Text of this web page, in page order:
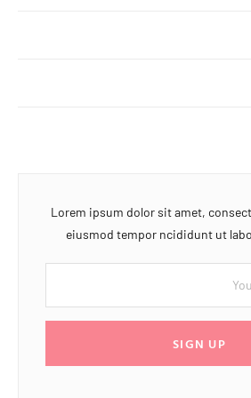
Lorem ipsum dolor sit amet,
eiusmod tempor ncididunt ut
SIGN UP